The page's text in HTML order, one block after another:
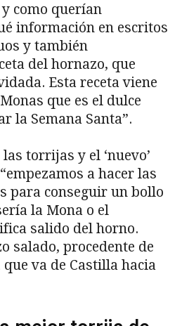
como querían
información en escritos
y también
del hornazo, que
Esta receta viene
que es el dulce
la Semana Santa”.
torrijas y el ‘nuevo’
a hacer las
para conseguir un bollo
la Mona o el
salido del horno.
salado, procedente de
va de Castilla hacia